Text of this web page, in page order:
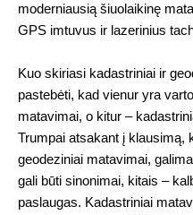
moderniausią šiuolaikinę
GPS imtuvus ir lazerinius
Kuo skiriasi kadastriniai ir
pastebėti, kad vienur yra
matavimai, o kitur –
Trumpai atsakant į klausimą,
geodeziniai matavimai,
gali būti sinonimai, kitais –
paslaugas. Kadastriniai